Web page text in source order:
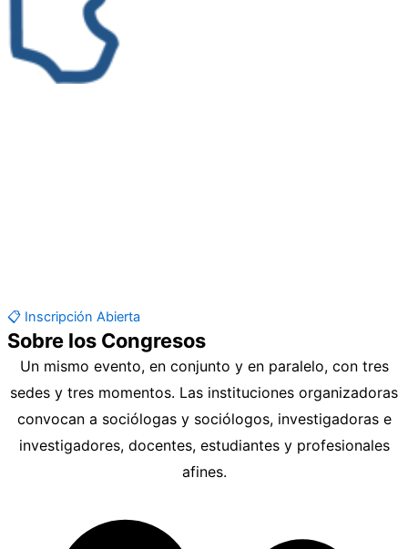
📋 Inscripción Abierta
Sobre los Congresos
Un mismo evento, en conjunto y en paralelo, con tres
sedes y tres momentos. Las instituciones organizadoras
convocan a sociólogas y sociólogos, investigadoras e
investigadores, docentes, estudiantes y profesionales
afines.